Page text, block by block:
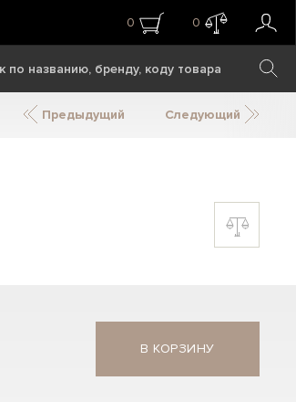
0 0
Предыдущий Следующий
В КОРЗИНУ